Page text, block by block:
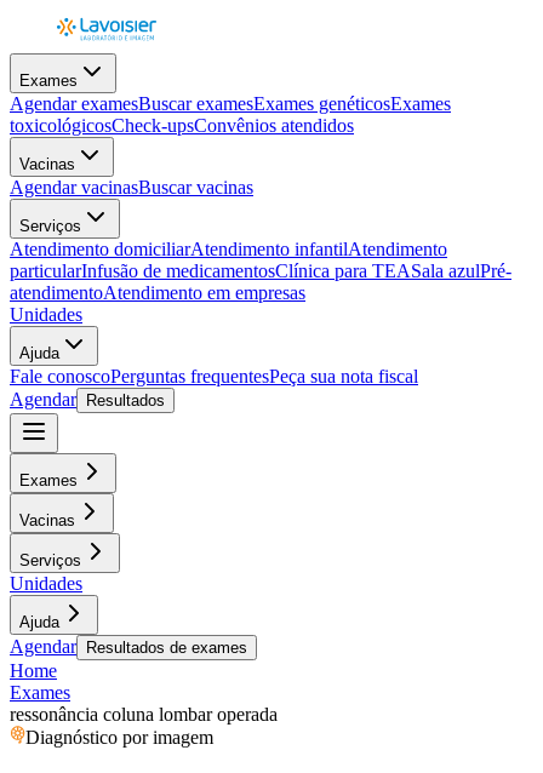
Exames
Agendar examesBuscar examesExames genéticosExames
toxicológicosCheck-upsConvênios atendidos
Vacinas
Agendar vacinasBuscar vacinas
Serviços
Atendimento domiciliarAtendimento infantilAtendimento
particularInfusão de medicamentosClínica para TEASala azulPré-
atendimentoAtendimento em empresas
Unidades
Ajuda
Fale conoscoPerguntas frequentesPeça sua nota fiscal
Agendar
Resultados
Exames
Vacinas
Serviços
Unidades
Ajuda
Agendar Resultados de exames
Home
Exames
ressonância coluna lombar operada
Diagnóstico por imagem